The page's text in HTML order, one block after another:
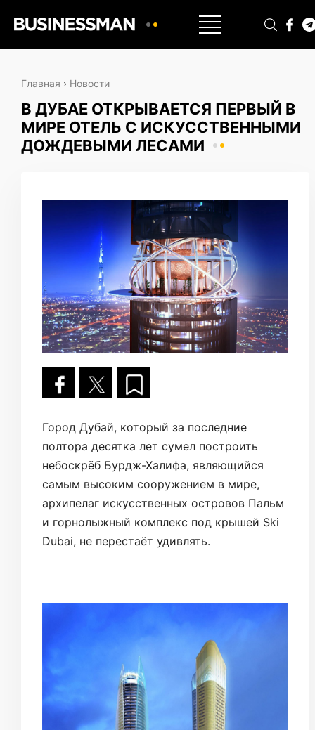
Главная › Новости
В ДУБАЕ ОТКРЫВАЕТСЯ ПЕРВЫЙ В
МИРЕ ОТЕЛЬ С ИСКУССТВЕННЫМИ
ДОЖДЕВЫМИ ЛЕСАМИ
Город Дубай, который за последние
полтора десятка лет сумел построить
небоскрёб Бурдж-Халифа, являющийся
самым высоким сооружением в мире,
архипелаг искусственных островов Пальм
и горнолыжный комплекс под крышей Ski
Dubai, не перестаёт удивлять.